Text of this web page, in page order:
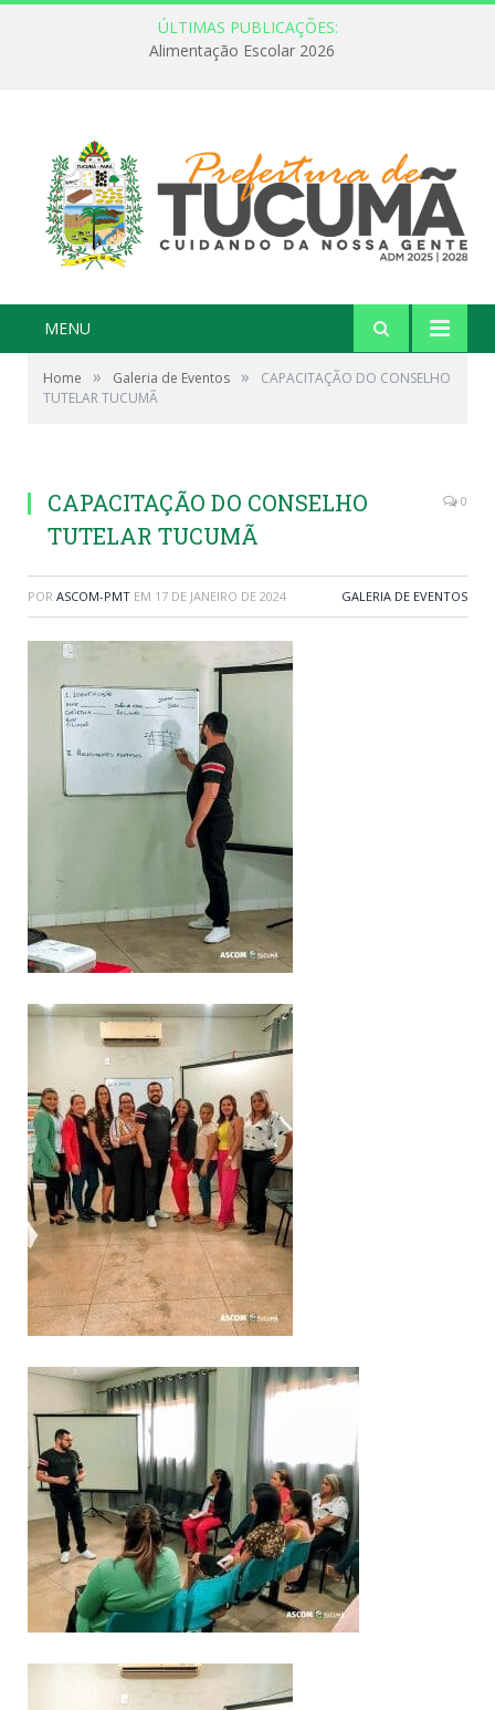
ÚLTIMAS PUBLICAÇÕES:
Alimentação Escolar 2026
MENU
Home » Galeria de Eventos »
CAPACITAÇÃO DO CONSELHO
TUTELAR TUCUMÃ
CAPACITAÇÃO DO CONSELHO
TUTELAR TUCUMÃ
0
POR ASCOM-PMT EM 17 DE JANEIRO DE 2024 GALERIA DE EVENTOS